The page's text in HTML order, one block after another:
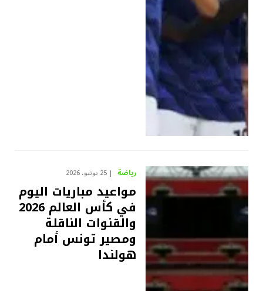
رياضة 25 يونيو، 2026
مواعيد مباريات اليوم
في كأس العالم 2026
والقنوات الناقلة
ومصير تونس أمام
هولندا